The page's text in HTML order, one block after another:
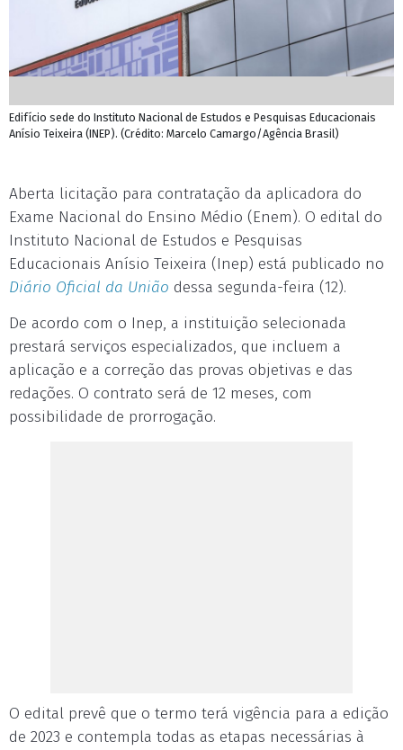
Edifício sede do Instituto Nacional de Estudos e Pesquisas Educacionais
Anísio Teixeira (INEP). (Crédito: Marcelo Camargo/Agência Brasil)
Aberta licitação para contratação da aplicadora do
Exame Nacional do Ensino Médio (Enem). O edital do
Instituto Nacional de Estudos e Pesquisas
Educacionais Anísio Teixeira (Inep) está publicado no
Diário Oficial da União dessa segunda-feira (12).
De acordo com o Inep, a instituição selecionada
prestará serviços especializados, que incluem a
aplicação e a correção das provas objetivas e das
redações. O contrato será de 12 meses, com
possibilidade de prorrogação.
O edital prevê que o termo terá vigência para a edição
de 2023 e contempla todas as etapas necessárias à